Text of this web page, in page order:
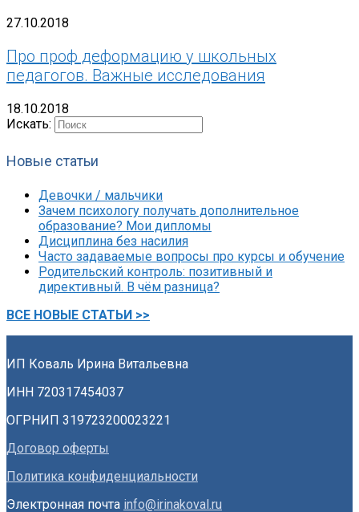
27.10.2018
Про проф деформацию у школьных
педагогов. Важные исследования
18.10.2018
Искать:
Новые статьи
Девочки / мальчики
Зачем психологу получать дополнительное
образование? Мои дипломы
Дисциплина без насилия
Часто задаваемые вопросы про курсы и обучение
Родительский контроль: позитивный и
директивный. В чём разница?
ВСЕ НОВЫЕ СТАТЬИ >>
ИП Коваль Ирина Витальевна
ИНН 720317454037
ОГРНИП 319723200023221
Договор оферты
Политика конфиденциальности
Электронная почта info@irinakoval.ru